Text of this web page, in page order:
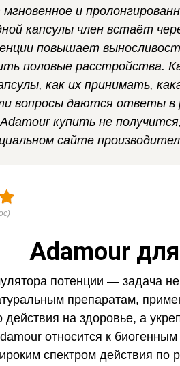
и
капсулы член встаёт
повышает
половые расстройства.
как их принимать,
вопросы даются ответы в
купить не
сайте
Adamour
потенции — задача
препаратам,
действия на здоровье, а
относится к
спектром действия по